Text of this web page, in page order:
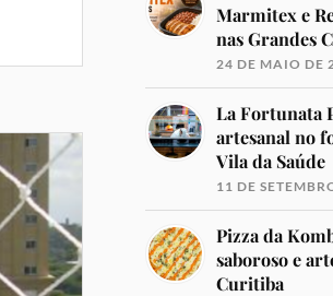
Marmitex e
nas Grandes
24 DE MAIO DE
La Fortunata
artesanal no
Vila da Saúde
11 DE
Pizza da
saboroso e
Curitiba